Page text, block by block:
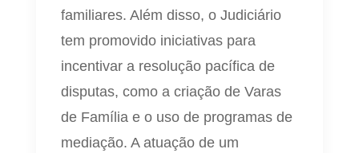
familiares. Além disso, o Judiciário
tem promovido iniciativas para
incentivar a resolução pacífica de
disputas, como a criação de Varas
de Família e o uso de programas de
mediação. A atuação de um